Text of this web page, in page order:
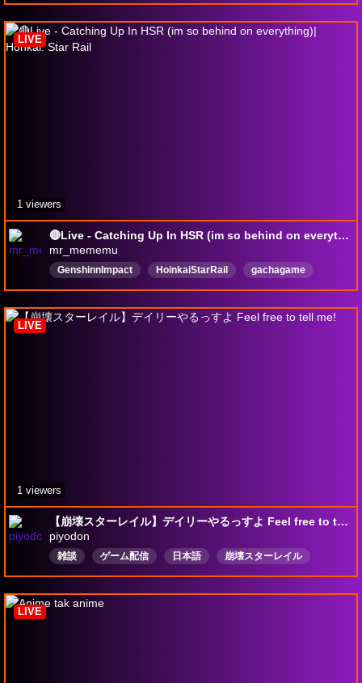
Gay English Otaku Kemono Tagalog
🔴Live - Catching Up In HSR (im so behind on everything)| Honkai: Star Rail
mr_mememu
GenshinnImpact HoinkaiStarRail
gachagame
English
DropsEnabled
LIVE
1 viewers
【崩壊スターレイル】デイリーやるっすよ Feel free to tell me!
piyodon
雑談 ゲーム配信 日本語
崩壊スターレイル
崩壊スターレイルまったりプレイ
Drops有効
LIVE
1 viewers
LIVE